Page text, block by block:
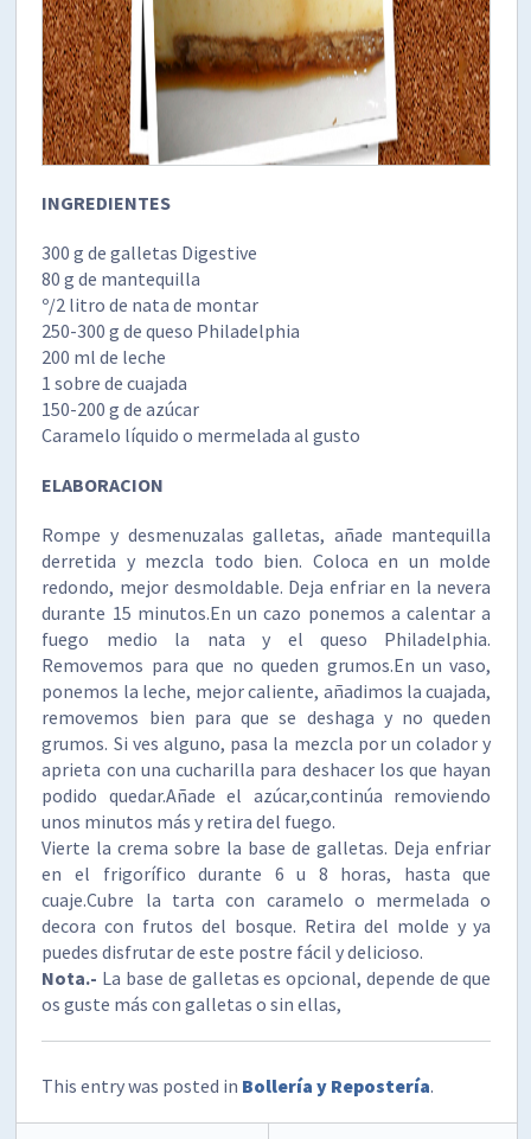
INGREDIENTES
300 g de galletas Digestive
80 g de mantequilla
º/2 litro de nata de montar
250-300 g de queso Philadelphia
200 ml de leche
1 sobre de cuajada
150-200 g de azúcar
Caramelo líquido o mermelada al gusto
ELABORACION
Rompe y desmenuzalas galletas, añade mantequilla
derretida y mezcla todo bien. Coloca en un molde
redondo, mejor desmoldable. Deja enfriar en la nevera
durante 15 minutos.En un cazo ponemos a calentar a
fuego medio la nata y el queso Philadelphia.
Removemos para que no queden grumos.En un vaso,
ponemos la leche, mejor caliente, añadimos la cuajada,
removemos bien para que se deshaga y no queden
grumos. Si ves alguno, pasa la mezcla por un colador y
aprieta con una cucharilla para deshacer los que hayan
podido quedar.Añade el azúcar,continúa removiendo
unos minutos más y retira del fuego.
Vierte la crema sobre la base de galletas. Deja enfriar
en el frigorífico durante 6 u 8 horas, hasta que
cuaje.Cubre la tarta con caramelo o mermelada o
decora con frutos del bosque. Retira del molde y ya
puedes disfrutar de este postre fácil y delicioso.
Nota.- La base de galletas es opcional, depende de que
os guste más con galletas o sin ellas,
This entry was posted in Bollería y Repostería.